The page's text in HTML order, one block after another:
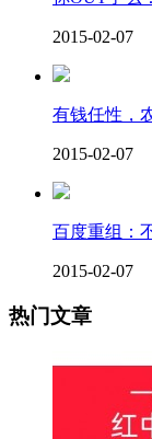
2015-02-07
有钱任性，
2015-02-07
百度重组：
2015-02-07
热门文章